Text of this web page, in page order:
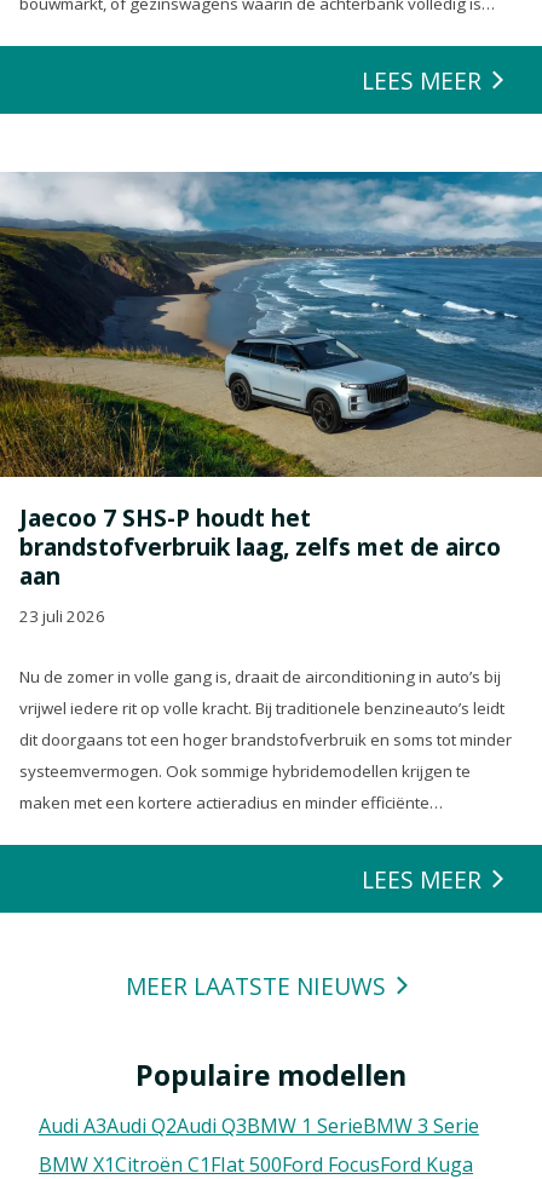
zeulen. We houden van onze auto’s en we verwachten dat ze alles
LEES MEER
Jaecoo 7 SHS-P houdt het
brandstofverbruik laag, zelfs met de airco
aan
23 juli 2026
Nu de zomer in volle gang is, draait de airconditioning in auto’s bij
vrijwel iedere rit op volle kracht. Bij traditionele benzineauto’s leidt
dit doorgaans tot een hoger brandstofverbruik en soms tot minder
systeemvermogen. Ook sommige hybridemodellen krijgen te
maken met een kortere actieradius en minder efficiënte
LEES MEER
MEER LAATSTE NIEUWS
Populaire modellen
Audi A3Audi Q2Audi Q3BMW 1 SerieBMW 3 Serie
BMW X1Citroën C1FIat 500Ford FocusFord Kuga